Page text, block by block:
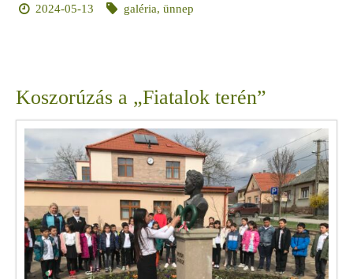
2024-05-13 galéria, ünnep
Koszorúzás a „Fiatalok terén”